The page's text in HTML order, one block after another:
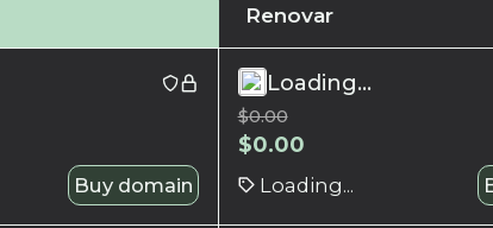
Renovar
Buy domain
Loading...
$0.00
$0.00
Loading...